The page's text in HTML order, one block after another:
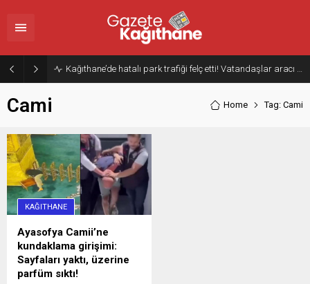
Cami Home Tag: Cami
KAĞITHANE
Ayasofya Camii’ne
kundaklama girişimi:
Sayfaları yaktı, üzerine
parfüm sıktı!